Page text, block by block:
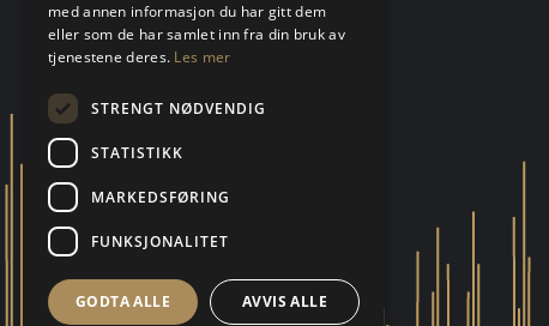
med annen informasjon du har gitt dem
eller som de har samlet inn fra din bruk av
tjenestene deres. Les mer
STRENGT NØDVENDIG
STATISTIKK
MARKEDSFØRING
FUNKSJONALITET
GODTA ALLE AVVIS ALLE